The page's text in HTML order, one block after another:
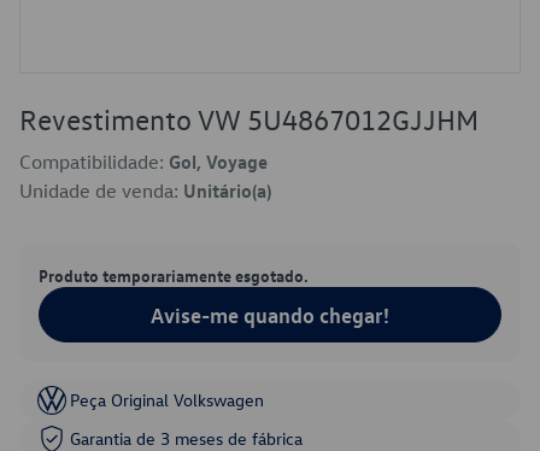
Revestimento VW 5U4867012GJJHM
Compatibilidade: Gol, Voyage
Unidade de venda: Unitário(a)
Produto temporariamente esgotado.
Avise-me quando chegar!
Peça Original Volkswagen
Garantia de 3 meses de fábrica